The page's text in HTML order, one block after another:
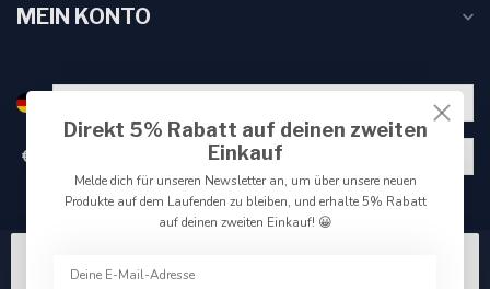
MEIN KONTO
€
Direkt 5% Rabatt auf deinen zweiten
Einkauf
Melde dich für unseren Newsletter an, um über unsere neuen
Produkte auf dem Laufenden zu bleiben, und erhalte 5% Rabatt
auf deinen zweiten Einkauf! 😀